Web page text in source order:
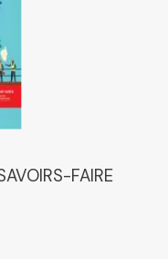
FAIRE